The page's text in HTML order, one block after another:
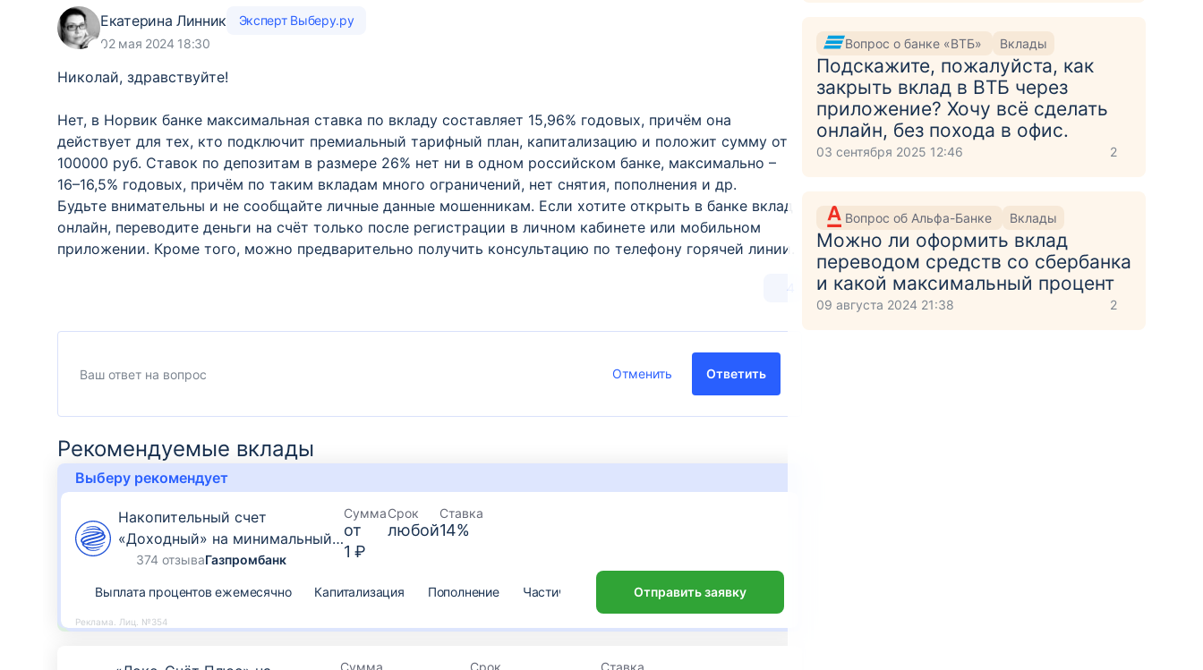
Екатерина Линник
Эксперт Выберу.ру
02 мая 2024 18:30
Николай, здравствуйте!
Нет, в Норвик банке максимальная ставка по вкладу составляет 15,96% годовых, причём она
действует для тех, кто подключит премиальный тарифный план, капитализацию и положит сумму от
100000 руб. Ставок по депозитам в размере 26% нет ни в одном российском банке, максимально –
16–16,5% годовых, причём по таким вкладам много ограничений, нет снятия, пополнения и др.
Будьте внимательны и не сообщайте личные данные мошенникам. Если хотите открыть в банке вклад
онлайн, переводите деньги на счёт только после регистрации в личном кабинете или мобильном
приложении. Кроме того, можно предварительно получить консультацию по телефону горячей линии.
4
Отменить Ответить
Рекомендуемые вклады
Выберу рекомендует
Накопительный счет
«Доходный» на минимальный
остаток
374 отзываГазпромбанк
Сумма
от
1 ₽
Срок
любой
Ставка
14%
Выплата процентов ежемесячно Капитализация Пополнение Частичное снятие Открытие онлайн
Отправить заявку
Реклама. Лиц. №354
Сумма Срок Ставка
Вопрос о банке «ВТБ» Вклады
Подскажите, пожалуйста, как
закрыть вклад в ВТБ через
приложение? Хочу всё сделать
онлайн, без похода в офис.
03 сентября 2025 12:46 2
Вопрос об Альфа-Банке Вклады
Можно ли оформить вклад
переводом средств со сбербанка
и какой максимальный процент
09 августа 2024 21:38 2